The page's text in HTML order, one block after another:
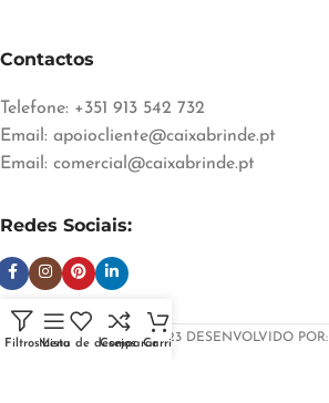
Contactos
Telefone: +351 913 542 732
Email: apoiocliente@caixabrinde.pt
Email: comercial@caixabrinde.pt
Redes Sociais:
CAIXABRINDE 2023 DESENVOLVIDO POR:
FiltrosMenu
Lista de desejos
CompararCarrinho